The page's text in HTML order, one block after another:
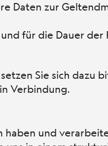
Daten zur
für die Dauer
Sie sich dazu
Verbindung.
haben und